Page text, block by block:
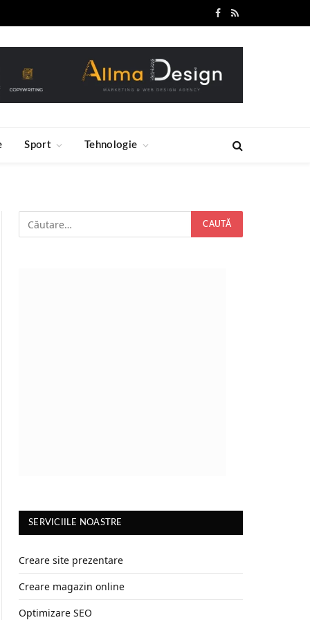
Facebook
RSS
Sport Tehnologie
SERVICIILE NOASTRE
Creare site prezentare
Creare magazin online
Optimizare SEO